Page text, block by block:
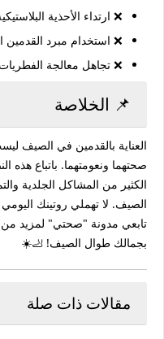
❌ ارتداء الأحذية
❌ استخدام مبرد القدمين
❌ تجاهل معالجة الفطريات
📌 الخلاصة
العناية بالقدمين في الصيف
صحتهما ونعومتهما. باتباع هذه
الكثير من المشاكل الجلدية
الصيف. لا تهملي روتينك
تابعي مدونة "صحتي" لمزيد من
بجمالك طوال الصيف! 🦶☀️
مقالات ذات صلة